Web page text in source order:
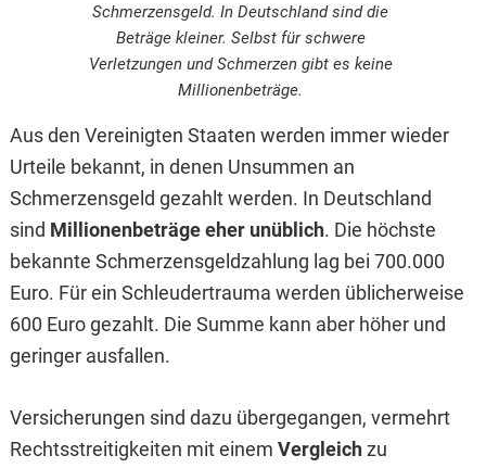
Schmerzensgeld. In Deutschland sind die
Beträge kleiner. Selbst für schwere
Verletzungen und Schmerzen gibt es keine
Millionenbeträge.
Aus den Vereinigten Staaten werden immer wieder
Urteile bekannt, in denen Unsummen an
Schmerzensgeld gezahlt werden. In Deutschland
sind Millionenbeträge eher unüblich. Die höchste
bekannte Schmerzensgeldzahlung lag bei 700.000
Euro. Für ein Schleudertrauma werden üblicherweise
600 Euro gezahlt. Die Summe kann aber höher und
geringer ausfallen.
Versicherungen sind dazu übergegangen, vermehrt
Rechtsstreitigkeiten mit einem Vergleichzu